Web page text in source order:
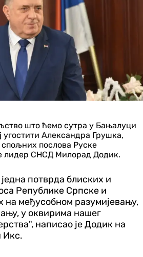
што ћемо сутра у Бањалуци
угостити Александра Грушка,
послова Руске
лидер СНСД Милорад Додик.
једна потврда блиских и
Републике Српске и
на међусобном разумијевању,
у оквирима нашег
написао је Додик на
Икс.